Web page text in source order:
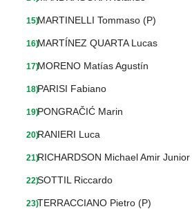
MARTINELLI Tommaso (P)
MARTÍNEZ QUARTA Lucas
MORENO Matías Agustín
PARISI Fabiano
PONGRAČIĆ Marin
RANIERI Luca
RICHARDSON Michael Amir Junior
SOTTIL Riccardo
TERRACCIANO Pietro (P)